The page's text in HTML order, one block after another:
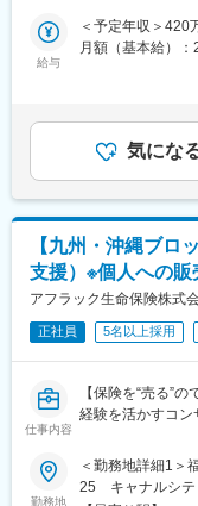
・分配後手数料
支給される仕組み
担当者が1対1で
く習得できます。
◎自由な働き方 ×
「家庭と両立し
「もう一度働きた
そんな方に最適な
変更の範囲：会社
そして入社3年後
ただきます。
※モデル年収
採用育成マネー
同社の魅力
■圧倒的な早期キ
金融機関では、
は最短3年目で営
3年目で営業所長
向けて2年間の充
銀行、信用金庫
だき活躍していま
■充実した2年間の
社後6か月間は本
業所でOJTを実施
給与
＜予定年収＞420
月額（基本給）
じて上下する可
記です。気にな
【九州・沖縄ブロ
支援）※個人への
アフラック生命保険株式
正社員 5名以上採用
仕事内容
【保険を“売る”
経験を活かすコン
「がん保険とい
保険を世界で初
がん保険・医療
勤務地
＜勤務地詳細1＞
25 キャナルシテ